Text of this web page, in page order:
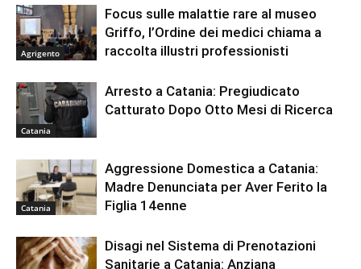
Agrigento
Focus sulle malattie rare al museo
Griffo, l’Ordine dei medici chiama a
raccolta illustri professionisti
Catania
Arresto a Catania: Pregiudicato
Catturato Dopo Otto Mesi di Ricerca
Catania
Aggressione Domestica a Catania:
Madre Denunciata per Aver Ferito la
Figlia 14enne
Disagi nel Sistema di Prenotazioni
Sanitarie a Catania: Anziana